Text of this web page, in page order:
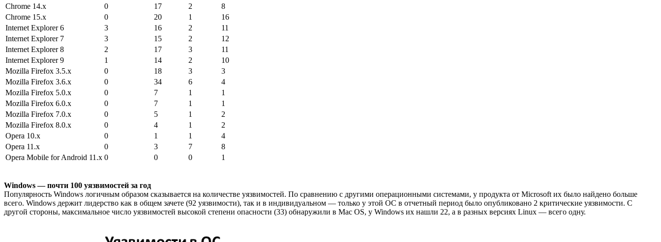
Chrome 14.x
0 17 2
8
Chrome 15.x
0 20 1
16
Internet Explorer 6
3 16 2
11
Internet Explorer 7
3 15 2
12
Internet Explorer 8
2 17 3
11
Internet Explorer 9
1 14 2
10
Mozilla Firefox 3.5.x
0 18 3
3
Mozilla Firefox 3.6.x
0 34 6
4
Mozilla Firefox 5.0.x
0 7 1
1
Mozilla Firefox 6.0.x
0 7 1
1
Mozilla Firefox 7.0.x
0 5 1
2
Mozilla Firefox 8.0.x
0 4 1
2
Opera 10.x
0 1 1
4
Opera 11.x
0 3 7
8
Opera Mobile for Android 11.x 0 0 0 1
Windows — почти 100 уязвимостей за год
Популярность Windows логичным образом сказывается на количестве уязвимостей. По сравнению с другими операционными системами, у продукта от Microsoft их было найдено больше
всего. Windows держит лидерство как в общем зачете (92 уязвимости), так и в индивидуальном — только у этой ОС в отчетный период было опубликовано 2 критические уязвимости. С
другой стороны, максимальное число уязвимостей высокой степени опасности (33) обнаружили в Mac OS, у Windows их нашли 22, а в разных версиях Linux — всего одну.